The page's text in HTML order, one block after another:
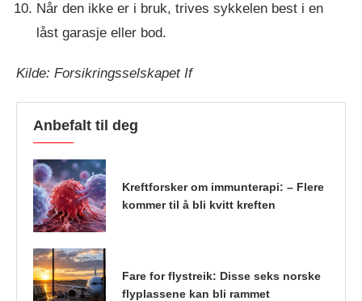
Når den ikke er i bruk, trives sykkelen best i en
låst garasje eller bod.
Kilde: Forsikringsselskapet If
Anbefalt til deg
Kreftforsker om immunterapi: – Flere
kommer til å bli kvitt kreften
Fare for flystreik: Disse seks norske
flyplassene kan bli rammet